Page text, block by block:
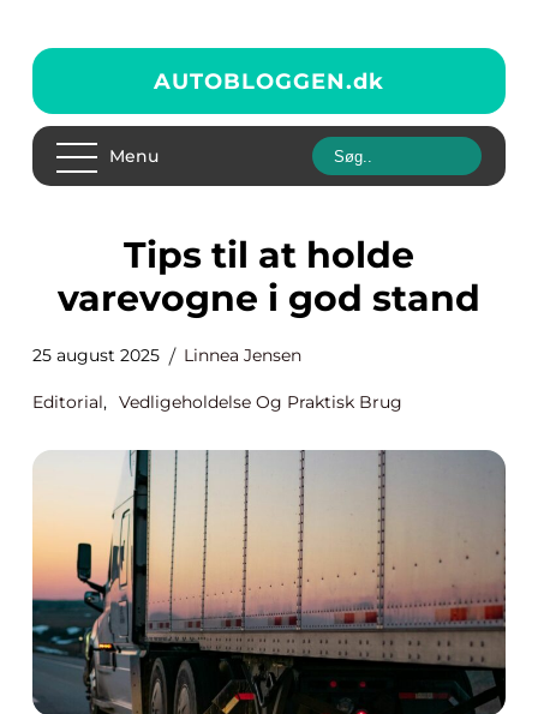
AUTOBLOGGEN.dk
Menu
Tips til at holde
varevogne i god stand
25 august 2025 Linnea Jensen
Editorial, Vedligeholdelse Og Praktisk Brug